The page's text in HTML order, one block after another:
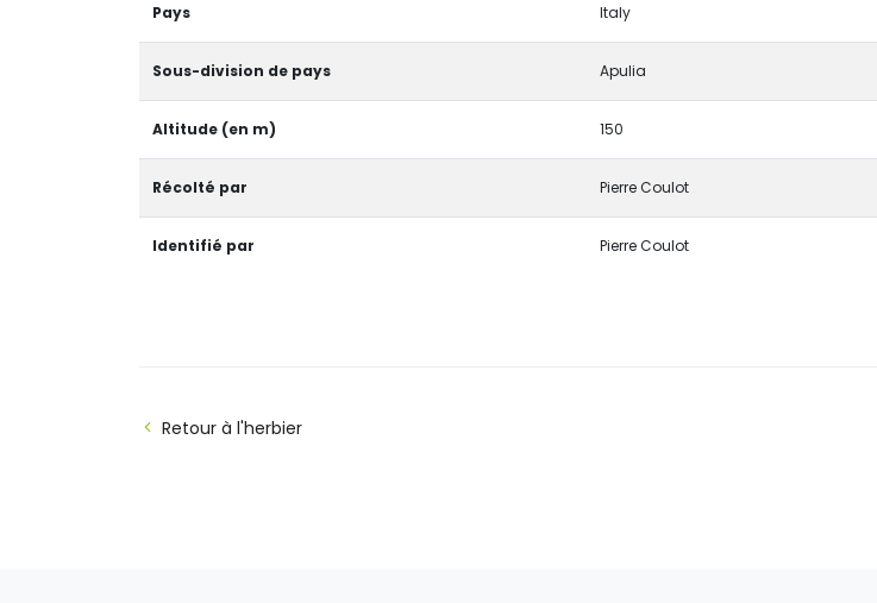
Pays Italy
Sous-division de pays Apulia
Altitude (en m) 150
Récolté par Pierre Coulot
Identifié par Pierre Coulot
Retour à l'herbier